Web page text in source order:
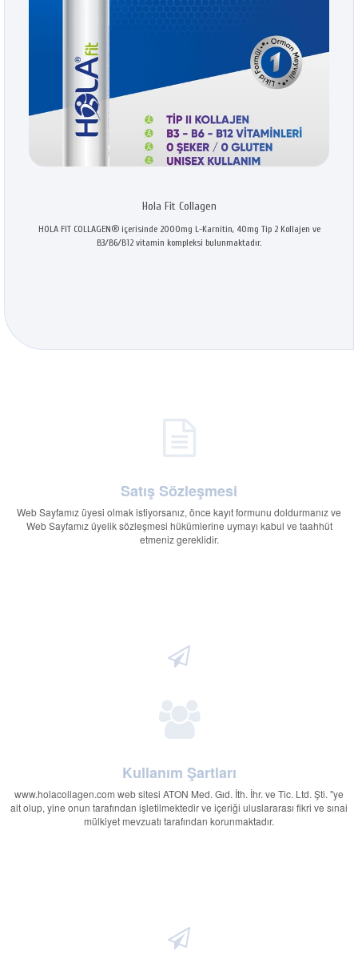
Hola Fit Collagen
HOLA FIT COLLAGEN®️ içerisinde 2000mg L-Karnitin, 40mg Tip 2 Kollajen ve
B3/B6/B12 vitamin kompleksi bulunmaktadır.
Satış Sözleşmesi
Web Sayfamız üyesi olmak istiyorsanız, önce kayıt formunu doldurmanız ve
Web Sayfamız üyelik sözleşmesi hükümlerine uymayı kabul ve taahhüt
etmeniz gereklidir.
Kullanım Şartları
www.holacollagen.com web sitesi ATON Med. Gıd. İth. İhr. ve Tic. Ltd. Şti. "ye
ait olup, yine onun tarafından işletilmektedir ve içeriği uluslararası fikri ve sınai
mülkiyet mevzuatı tarafından korunmaktadır.